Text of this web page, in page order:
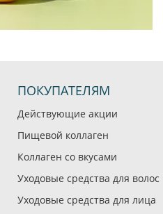
ПОКУПАТЕЛЯМ
Действующие акции
Пищевой коллаген
Коллаген со вкусами
Уходовые средства для волос
Уходовые средства для лица